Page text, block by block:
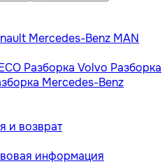
Mercedes-Benz MAN
Разборка Volvo Разборка
Mercedes-Benz
и возврат
информация